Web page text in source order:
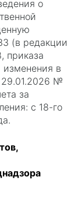
о
(в редакции
приказа
изменения в
29.01.2026 №
за
с 18-го